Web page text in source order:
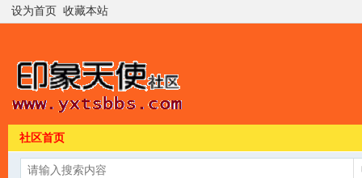
设为首页 收藏本站
社区首页